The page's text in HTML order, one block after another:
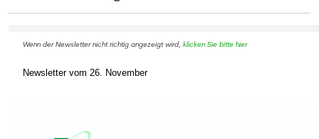
Neue Stellenangebote
Wenn der Newsletter nicht richtig angezeigt wird,